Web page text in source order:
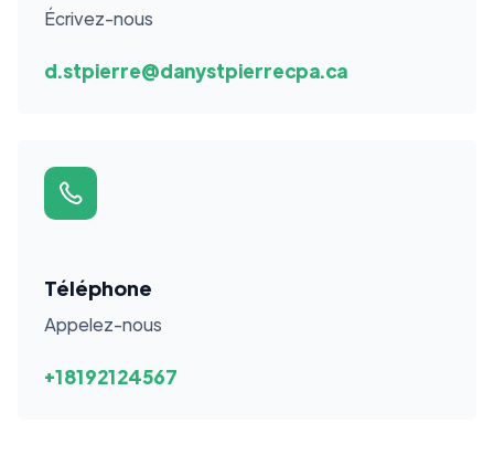
Écrivez-nous
d.stpierre@danystpierrecpa.ca
Téléphone
Appelez-nous
+18192124567